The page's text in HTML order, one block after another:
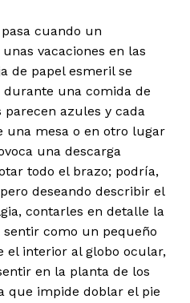
cuando un
vacaciones en las
de papel esmeril se
una comida de
azules y cada
una mesa o en otro lugar
una descarga
todo el brazo; podría,
deseando describir el
contarles en detalle la
como un pequeño
el interior al globo ocular,
en la planta de los
que impide doblar el pie